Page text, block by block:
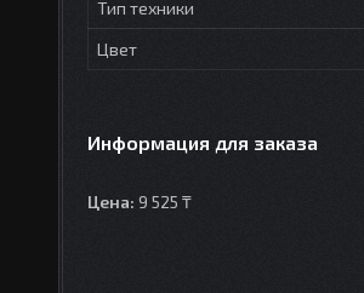
Тип техники
Цвет
Информация для заказа
Цена: 9 525 ₸